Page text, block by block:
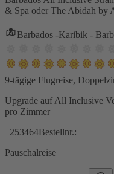
& Spa oder The Abidah by
Barbados -Karibik -
9-tägige Flugreise,
Upgrade auf All Inclusive
pro Zimmer
253464Bestellnr.:
Pauschalreise